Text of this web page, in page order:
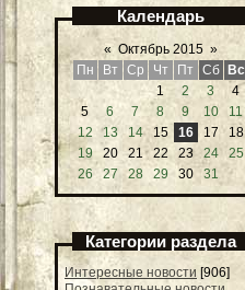
Календарь
« Октябрь 2015 »
Пн
Вт Ср Чт Пт Сб Вс
1
2 3
4
5
6 7 8 9 10
11
12
13 14 15 16 17
18
19
20 21 22 23 24
25
26
27 28 29 30 31
Категории раздела
Интересные новости [906]